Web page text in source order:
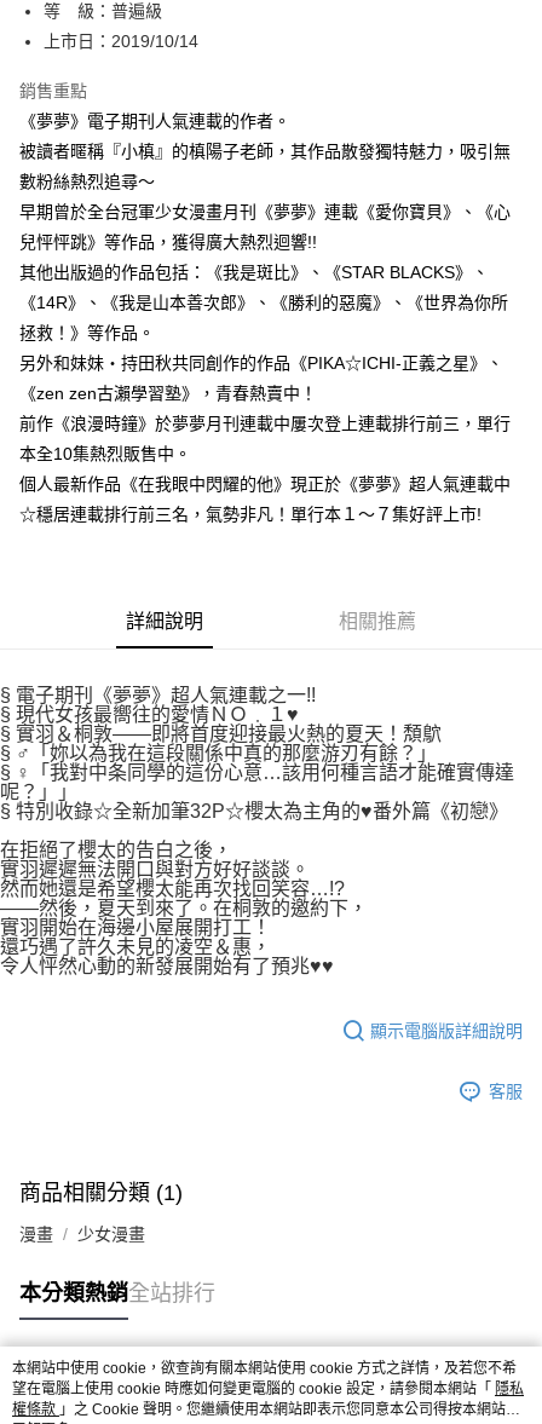
１．於結帳方式選擇「AFTEE先享後付」後，將跳轉至「AFTEE先享後付」
結帳頁面，進行簡訊認證並確認金額後，即可完成結帳。
２．訂單成立數日內，您將收到繳費通知簡訊。
ATM／網路銀行／等多元方式進行付款，方視為交易完成。
※ 請注意：結帳手續完成當下不需立刻繳費，但若您需要取消訂單，請聯絡
購買商品的店家。未經商家同意取消之訂單仍視為有效，需透過AFTEE先享
後付繳納相關費用。
※ 交易是否成功請以「AFTEE先享後付 」之結帳頁面顯示為準，若有關於
是否繳費成功／繳費後需取消欲退款等相關疑問，請聯繫「AFTEE先享後付
【注意事項】
１．透過由恩沛科技股份有限公司提供之「AFTEE先享後付」服務完成之交
易，需依本服務之必要範圍內提供個人資料，並將交易相關給付款項請求債
權轉讓予恩沛科技股份有限公司。
２．關於個人資料處理事宜，請瀏覽以下網址：
３．未成年的使用者請事先徵得法定代理人或監護人之同意方可使用
「AFTEE先享後付」，若未經同意申辦者引起之損失，本公司不負相關責
任。
４．使用「AFTEE先享後付」時，將依據個別帳號之用戶狀況，依本公司即
時審查核予不同之上限額度；若仍有額度不足之情形，本公司將視審查結果
請求用戶進行身份認證。
付款後全家取貨
每筆NT$80，滿NT$500(含以上)免運費
付款後萊爾富取貨
每筆NT$80，滿NT$500(含以上)免運費
7-11取貨付款
每筆NT$80，滿NT$500(含以上)免運費
付款後7-11取貨
每筆NT$80，滿NT$500(含以上)免運費
宅配
每筆NT$100，滿NT$800(含以上)免運費
國家/地區配送 查看運費
等 級：普遍級
上市日：2019/10/14
銷售重點
《夢夢》電子期刊人氣連載的作者。
被讀者暱稱『小槙』的槙陽子老師，其作品散發獨特魅力，吸引無
數粉絲熱烈追尋～
早期曾於全台冠軍少女漫畫月刊《夢夢》連載《愛你寶貝》、《心
兒怦怦跳》等作品，獲得廣大熱烈迴響!!
其他出版過的作品包括：《我是斑比》、《STAR BLACKS》、
《14R》、《我是山本善次郎》、《勝利的惡魔》、《世界為你所
拯救！》等作品。
另外和妹妹‧持田秋共同創作的作品《PIKA☆ICHI-正義之星》、
《zen zen古瀨學習塾》，青春熱賣中！
前作《浪漫時鐘》於夢夢月刊連載中屢次登上連載排行前三，單行
本全10集熱烈販售中。
個人最新作品《在我眼中閃耀的他》現正於《夢夢》超人氣連載中
☆穩居連載排行前三名，氣勢非凡！單行本１～７集好評上市!
詳細說明 相關推薦
§ 電子期刊《夢夢》超人氣連載之一!!
§ 現代女孩最嚮往的愛情ＮＯ﹒１♥
§ 實羽＆桐敦——即將首度迎接最火熱的夏天！頽鴥
§ ♂「妳以為我在這段關係中真的那麼游刃有餘？」
§ ♀「我對中条同學的這份心意…該用何種言語才能確實傳達
呢？」」
§ 特別收錄☆全新加筆32P☆櫻太為主角的♥番外篇《初戀》
在拒絕了櫻太的告白之後，
實羽遲遲無法開口與對方好好談談。
然而她還是希望櫻太能再次找回笑容…!?
——然後，夏天到來了。在桐敦的邀約下，
實羽開始在海邊小屋展開打工！
還巧遇了許久未見的凌空＆惠，
令人怦然心動的新發展開始有了預兆♥♥
顯示電腦版詳細說明
客服
商品相關分類 (1)
漫畫 少女漫畫
本分類熱銷全站排行
熱門標籤
本網站中使用 cookie，欲查詢有關本網站使用 cookie 方式之詳情，及若您不希
望在電腦上使用 cookie 時應如何變更電腦的 cookie 設定，請參閱本網站「 隱私
權條款 」之 Cookie 聲明。您繼續使用本網站即表示您同意本公司得按本網站使